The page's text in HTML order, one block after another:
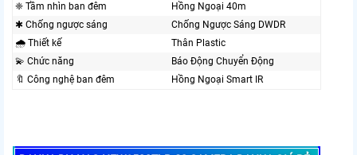
❈ Tầm nhìn ban đêm
Hồng Ngoại 40m
✱ Chống ngược sáng
Chống Ngược Sáng DWDR
🌧️ Thiết kế
Thân Plastic
💫 Chức năng
Báo Động Chuyển Động
🔖 Công nghệ ban đêm
Hồng Ngoại Smart IR